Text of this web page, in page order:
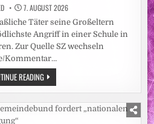
7. AUGUST 2026
Täter seine Großeltern
Angriff in einer Schule in
Zur Quelle SZ wechseln
Kommentar…
READINGSCHÜSSE
NAHE
BANGKOK:
14-
JÄHRIGER